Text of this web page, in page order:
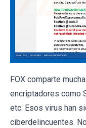
FOX comparte
encriptadores como
etc. Esos virus han
ciberdelincuentes.